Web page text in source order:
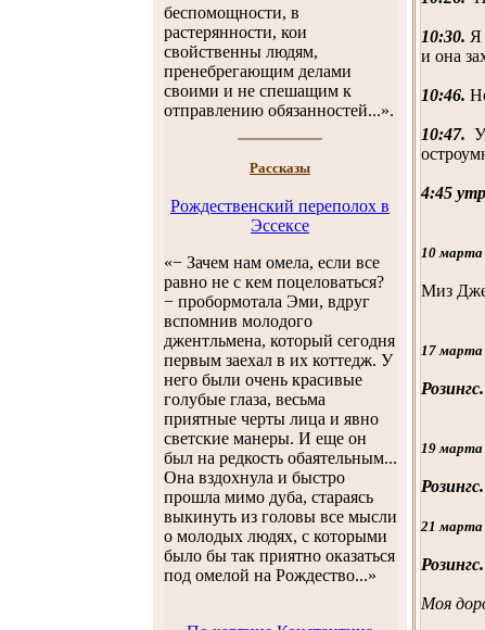
беспомощности, в
растерянности, кои
свойственны людям,
пренебрегающим делами
своими и не спешащим к
отправлению обязанностей...».
Рассказы
Рождественский переполох в
Эссексе
«− Зачем нам омела, если все
равно не с кем поцеловаться?
− пробормотала Эми, вдруг
вспомнив молодого
джентльмена, который сегодня
первым заехал в их коттедж. У
него были очень красивые
голубые глаза, весьма
приятные черты лица и явно
светские манеры. И еще он
был на редкость обаятельным...
Она вздохнула и быстро
прошла мимо дуба, стараясь
выкинуть из головы все мысли
о молодых людях, с которыми
было бы так приятно оказаться
под омелой на Рождество...»
10:30. Я
и она
10:46.
10:47.
4:45
10 марта
Миз
17 марта
19 марта
21 марта
Моя